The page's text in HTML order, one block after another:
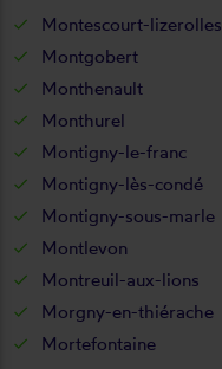
Montescourt-lizerolles
Montgobert
Monthenault
Monthurel
Montigny-le-franc
Montigny-lès-condé
Montigny-sous-marle
Montlevon
Montreuil-aux-lions
Morgny-en-thiérache
Mortefontaine